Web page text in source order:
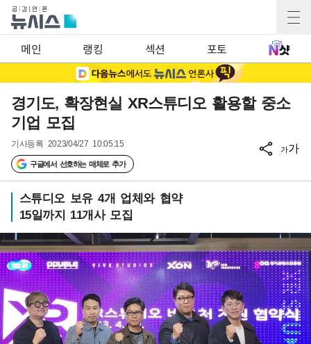
메인 랭킹 섹션 포토
경기도, 확장현실 XR스튜디오 활용할 중소
기업 모집
기사등록 2023/04/27 10:05:15
구글에서 선호하는 매체로 추가
가가
스튜디오 보유 4개 업체와 협약
15일까지 11개사 모집